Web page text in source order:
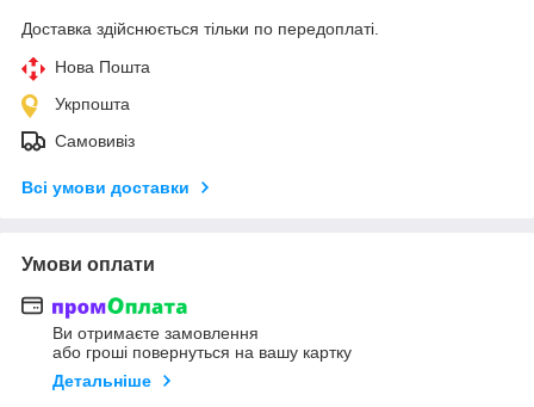
Доставка здійснюється тільки по передоплаті.
Нова Пошта
Укрпошта
Самовивіз
Всі умови доставки
Умови оплати
Ви отримаєте замовлення
або гроші повернуться на вашу картку
Детальніше